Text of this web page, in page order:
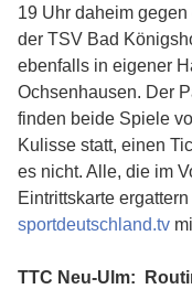
19 Uhr daheim
der TSV Bad
ebenfalls in eigener
Ochsenhausen. Der
finden beide Spiele
Kulisse statt, einen
es nicht. Alle, die im
Eintrittskarte
sportdeutschland.tv
TTC Neu-Ulm: